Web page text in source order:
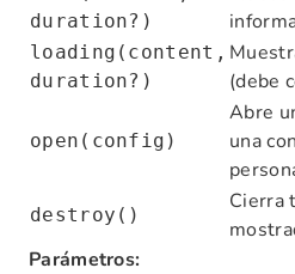
duration?)
loading(content,
duration?)
(debe
open(config)
Abre
una
destroy()
Cierra
Parámetros: